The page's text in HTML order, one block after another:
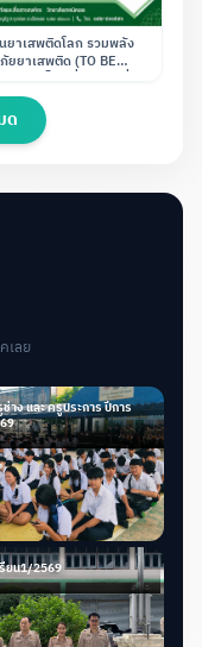
ยาเสพติดโลก รวมพลัง
ยยาเสพติด (TO BE
ด
เลย
าง และ ครูประการ ปีการ
ยน1/2569